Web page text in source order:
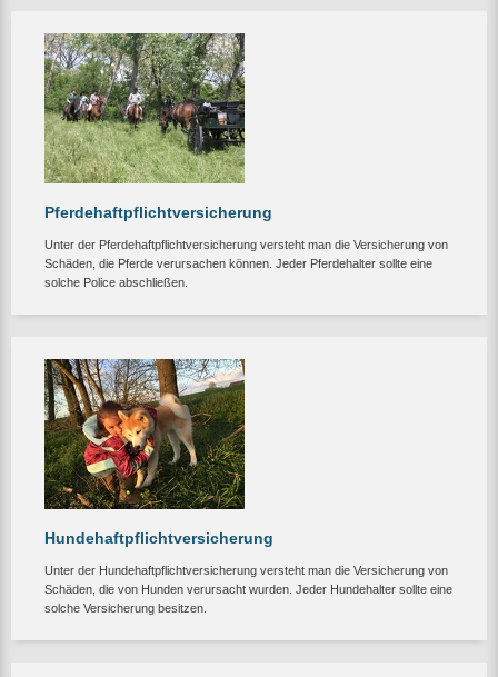
Pferdehaftpflichtversicherung
Unter der Pferdehaftpflichtversicherung versteht man die Versicherung von
Schäden, die Pferde verursachen können. Jeder Pferdehalter sollte eine
solche Police abschließen.
Hundehaftpflichtversicherung
Unter der Hundehaftpflichtversicherung versteht man die Versicherung von
Schäden, die von Hunden verursacht wurden. Jeder Hundehalter sollte eine
solche Versicherung besitzen.